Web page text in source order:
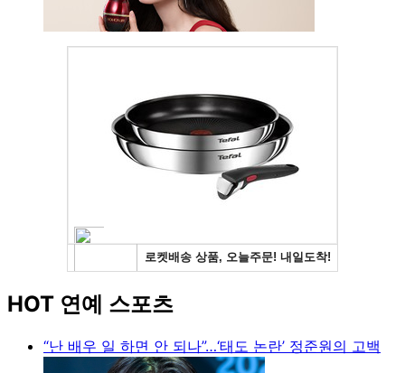
HOT 연예 스포츠
“난 배우 일 하면 안 되나”…‘태도 논란’ 정준원의 고백